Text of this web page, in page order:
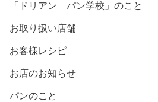
「ドリアン パン学校」のこと
お取り扱い店舗
お客様レシピ
お店のお知らせ
パンのこと